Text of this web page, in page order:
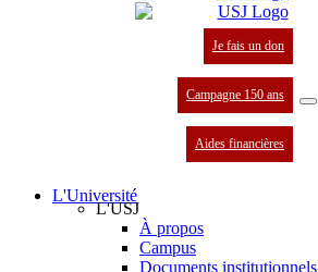
Je fais un don
Campagne 150 ans
Aides financières
L'Université
L'USJ
À propos
Campus
Documents institutionnels